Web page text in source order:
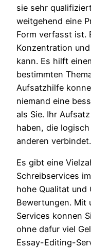
sie sehr
weitgehend eine
Form verfasst ist.
Konzentration
kann. Es hilft
bestimmten
Aufsatzhilfe
niemand eine
als Sie. Ihr
haben, die
anderen verbindet.
Es gibt eine
Schreibservices
hohe Qualitat und
Bewertungen. Mit
Services konnen
ohne dafur viel
Essay-Editing-